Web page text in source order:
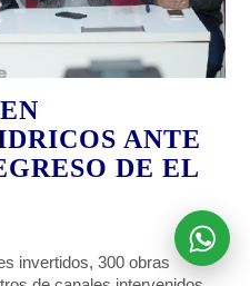
ANTE
DE EL
invertidos, 300 obras